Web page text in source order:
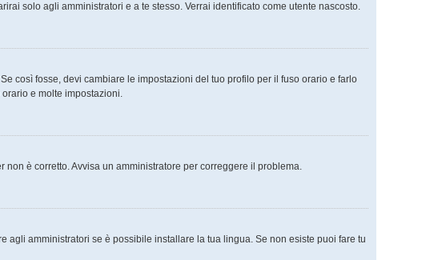
solo agli amministratori e a te stesso. Verrai identificato come utente nascosto.
così fosse, devi cambiare le impostazioni del tuo profilo per il fuso orario e farlo
e molte impostazioni.
non è corretto. Avvisa un amministratore per correggere il problema.
agli amministratori se è possibile installare la tua lingua. Se non esiste puoi fare tu